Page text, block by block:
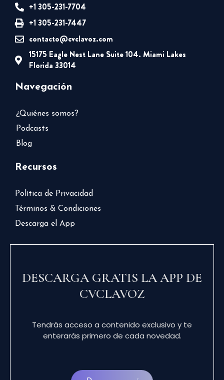
+1 305-231-7704
+1 305-231-7447
contacto@cvclavoz.com
15175 Eagle Nest Lane Suite 104. Miami Lakes
Florida 33014
Navegación
¿Quiénes somos?
Podcasts
Blog
Recursos
Política de Privacidad
Términos & Condiciones
Descarga el App
DESCARGA GRATIS LA APP DE
CVCLAVOZ
Tendrás acceso a contenido exclusivo y te
enterarás primero de cada novedad.